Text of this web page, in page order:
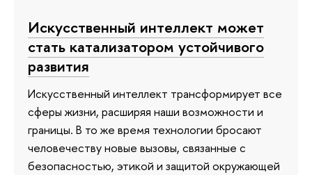
Искусственный интеллект может
стать катализатором устойчивого
развития
Искусственный интеллект трансформирует все
сферы жизни, расширяя наши возможности и
границы. В то же время технологии бросают
человечеству новые вызовы, связанные с
безопасностью, этикой и защитой окружающей